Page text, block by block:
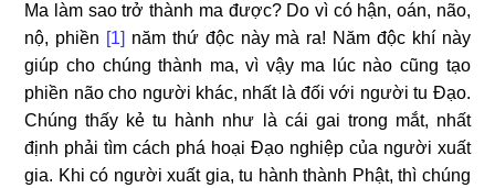
Ma làm sao trở thành ma được? Do vì có hận, oán, não,
nộ, phiền [1] năm thứ độc này mà ra! Năm độc khí này
giúp cho chúng thành ma, vì vậy ma lúc nào cũng tạo
phiền não cho người khác, nhất là đối với người tu Ðạo.
Chúng thấy kẻ tu hành như là cái gai trong mắt, nhất
định phải tìm cách phá hoại Ðạo nghiệp của người xuất
gia. Khi có người xuất gia, tu hành thành Phật, thì chúng